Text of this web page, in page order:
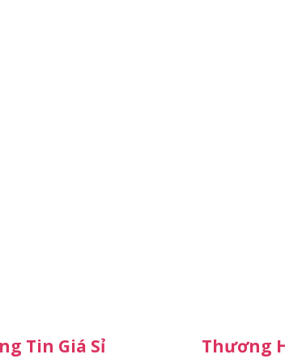
Tin Giá Sỉ Thương